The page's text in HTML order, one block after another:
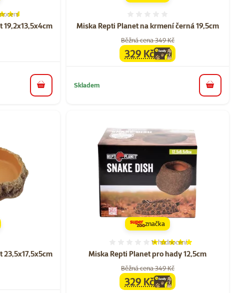
90%, počet hodnocení: 2
do košíku
Miska Repti Planet na krmení černá 19,5cm
Běžná cena 349 Kč
familycena
329 Kč
Skladem do
Miska Repti Planet pro hady 12,5cm
Hodnocení 100%, počet
1×hodnocení
Běžná cena 349 Kč
familycena
329 Kč
značka